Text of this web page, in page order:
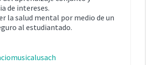
de intereses.
la salud mental por medio de un
al estudiantado.